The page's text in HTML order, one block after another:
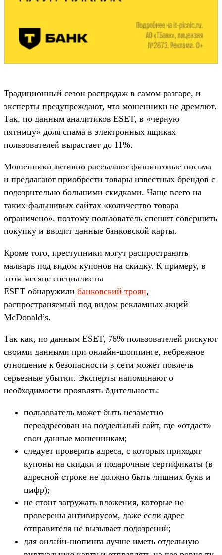
Традиционный сезон распродаж в самом разгаре, и
эксперты предупреждают, что мошенники не дремлют.
Так, по данным аналитиков ESET, в «черную
пятницу» доля спама в электронных ящиках
пользователей вырастает до 11%.
Мошенники активно рассылают фишинговые письма
и предлагают приобрести товары известных брендов с
подозрительно большими скидками. Чаще всего на
таких фальшивых сайтах «количество товара
ограничено», поэтому пользователь спешит совершить
покупку и вводит данные банковской карты.
Кроме того, преступники могут распространять
малварь под видом купонов на скидку. К примеру, в
этом месяце специалисты
ESET обнаружили банковский троян,
распространяемый под видом рекламных акций
McDonald’s.
Так как, по данным ESET, 76% пользователей рискуют
своими данными при онлайн-шоппинге, небрежное
отношение к безопасности в сети может повлечь
серьезные убытки. Эксперты напоминают о
необходимости проявлять бдительность:
пользователь может быть незаметно
переадресован на поддельный сайт, где «отдаст»
свои данные мошенникам;
следует проверять адреса, с которых приходят
купоны на скидки и подарочные сертификаты (в
адресной строке не должно быть лишних букв и
цифр);
не стоит загружать вложения, которые не
проверены антивирусом, даже если адрес
отправителя не вызывает подозрений;
для онлайн-шопинга лучше иметь отдельную